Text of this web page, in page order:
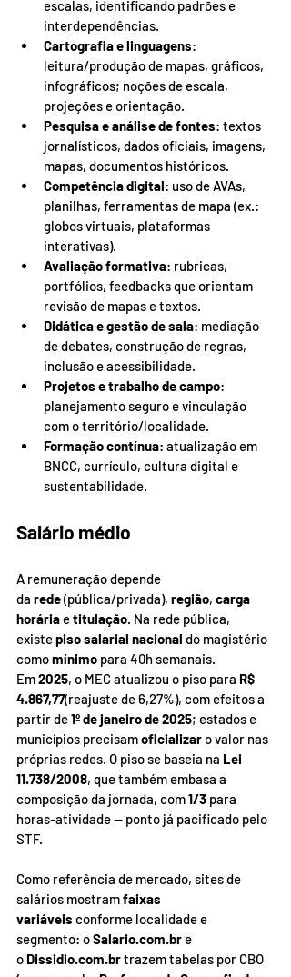
escalas, identificando padrões e
interdependências.
Cartografia e linguagens:
leitura/produção de mapas, gráficos,
infográficos; noções de escala,
projeções e orientação.
Pesquisa e análise de fontes: textos
jornalísticos, dados oficiais, imagens,
mapas, documentos históricos.
Competência digital: uso de AVAs,
planilhas, ferramentas de mapa (ex.:
globos virtuais, plataformas
interativas).
Avaliação formativa: rubricas,
portfólios, feedbacks que orientam
revisão de mapas e textos.
Didática e gestão de sala: mediação
de debates, construção de regras,
inclusão e acessibilidade.
Projetos e trabalho de campo:
planejamento seguro e vinculação
com o território/localidade.
Formação contínua: atualização em
BNCC, currículo, cultura digital e
sustentabilidade.
Salário médio
A remuneração depende
da rede (pública/privada), região, carga
horária e titulação. Na rede pública,
existe piso salarial nacional do magistério
como mínimo para 40h semanais.
Em 2025, o MEC atualizou o piso para R$
4.867,77(reajuste de 6,27%), com efeitos a
partir de 1º de janeiro de 2025; estados e
municípios precisam oficializar o valor nas
próprias redes. O piso se baseia na Lei
11.738/2008, que também embasa a
composição da jornada, com 1/3 para
horas-atividade — ponto já pacificado pelo
STF.
Como referência de mercado, sites de
salários mostram faixas
variáveis conforme localidade e
segmento: o Salario.com.br e
o Dissidio.com.br trazem tabelas por CBO